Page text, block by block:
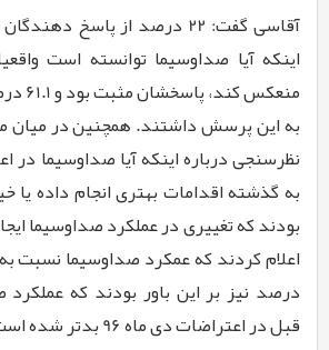
آقاسی گفت: 22 درصد از پاسخ دهندگان
اینکه آیا صداوسیما توانسته است
منعکس کند، پاسخشان مثبت بود و61.1
به این پرسش داشتند. همچنین در میان
نظرسنجی درباره اینکه آیا صداوسیما در
به گذشته اقدامات بهتری انجام داده یا
بودند که تغییری در عملکرد صداوسیما
اعلام کردند که عمکرد صداوسیما نسبت
درصد نیز بر این باور بودند که
قبل در اعتراضات دی ماه96بدتر شده